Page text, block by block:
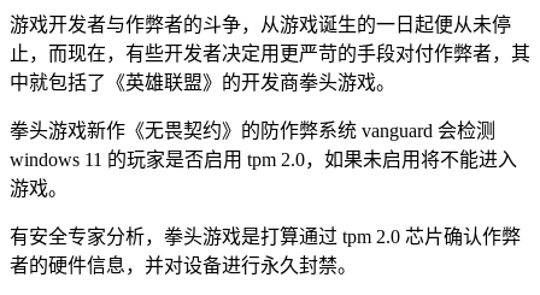
游戏开发者与作弊者的斗争，从游戏诞生的一日起便从未停
止，而现在，有些开发者决定用更严苛的手段对付作弊者，其
中就包括了《英雄联盟》的开发商拳头游戏。
拳头游戏新作《无畏契约》的防作弊系统 vanguard 会检测
windows 11 的玩家是否启用 tpm 2.0，如果未启用将不能进入
游戏。
有安全专家分析，拳头游戏是打算通过 tpm 2.0 芯片确认作弊
者的硬件信息，并对设备进行永久封禁。